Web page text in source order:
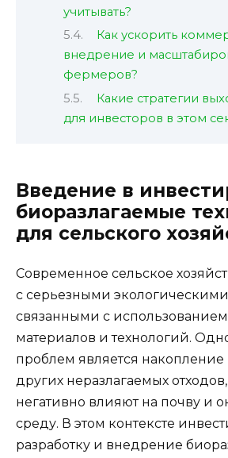
учитывать?
Как ускорить
внедрение и
фермеров?
Какие стратегии
для инвесторов в этом
Введение в
биоразлагаемые
для сельского
Современное сельское
с серьезными
связанными с
материалов и технологий.
проблем является накопление
других неразлагаемых
негативно влияют на почву и
среду. В этом контексте
разработку и внедрение